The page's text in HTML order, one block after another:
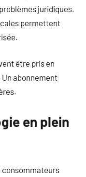
juridiques.
permettent
être pris en
abonnement
en plein
consommateurs